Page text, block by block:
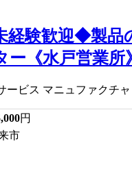
経験歓迎◆製品
《水戸営業所
ービス マニュファクチ
円
市